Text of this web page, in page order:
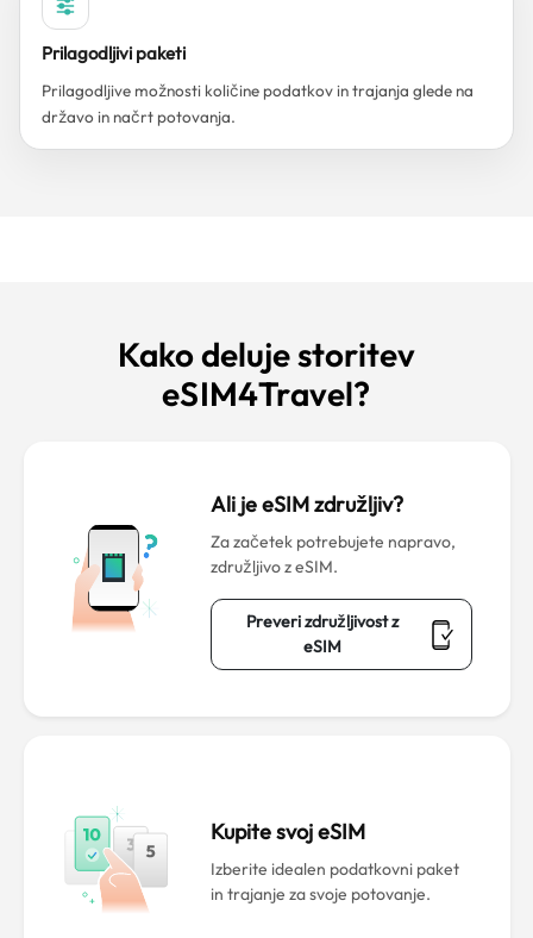
Prilagodljivi paketi
Prilagodljive možnosti količine podatkov in trajanja glede na
državo in načrt potovanja.
Kako deluje storitev
eSIM4Travel?
Ali je eSIM združljiv?
Za začetek potrebujete napravo,
združljivo z eSIM.
Preveri združljivost z
eSIM
Kupite svoj eSIM
Izberite idealen podatkovni paket
in trajanje za svoje potovanje.